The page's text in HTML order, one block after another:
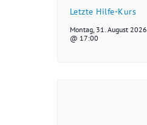
Letzte Hilfe-Kurs
Montag, 31. August 2026
@ 17:00